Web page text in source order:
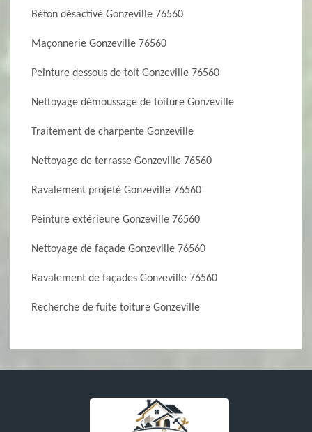
Béton désactivé Gonzeville 76560
Maçonnerie Gonzeville 76560
Peinture dessous de toit Gonzeville 76560
Nettoyage démoussage de toiture Gonzeville
Traitement de charpente Gonzeville
Nettoyage de terrasse Gonzeville 76560
Ravalement projeté Gonzeville 76560
Peinture extérieure Gonzeville 76560
Nettoyage de façade Gonzeville 76560
Ravalement de façades Gonzeville 76560
Recherche de fuite toiture Gonzeville